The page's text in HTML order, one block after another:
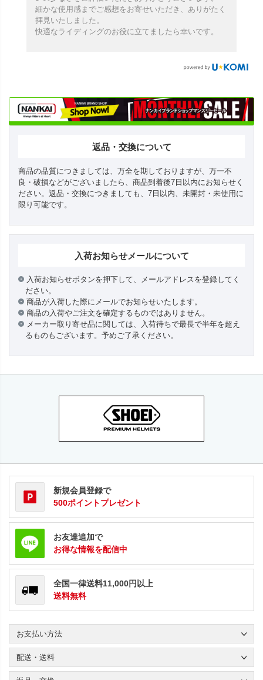
細かな使用感までご感想をお寄せいただき、ありがたく
拝見いたしました。
快適なライディングのお役に立てましたら幸いです。
返品・交換について
商品の品質につきましては、万全を期しておりますが、万一不
良・破損などがございましたら、商品到着後7日以内にお知らせく
ださい。返品・交換につきましても、7日以内、未開封・未使用に
限り可能です。
入荷お知らせメールについて
入荷お知らせボタンを押下して、メールアドレスを登録してく
ださい。
商品が入荷した際にメールでお知らせいたします。
商品の入荷やご注文を確定するものではありません。
メーカー取り寄せ品に関しては、入荷待ちで最長で半年を超え
るものもございます。予めご了承ください。
新規会員登録で
500ポイントプレゼント
お友達追加で
お得な情報を配信中
全国一律送料11,000円以上
送料無料
お支払い方法
配送・送料